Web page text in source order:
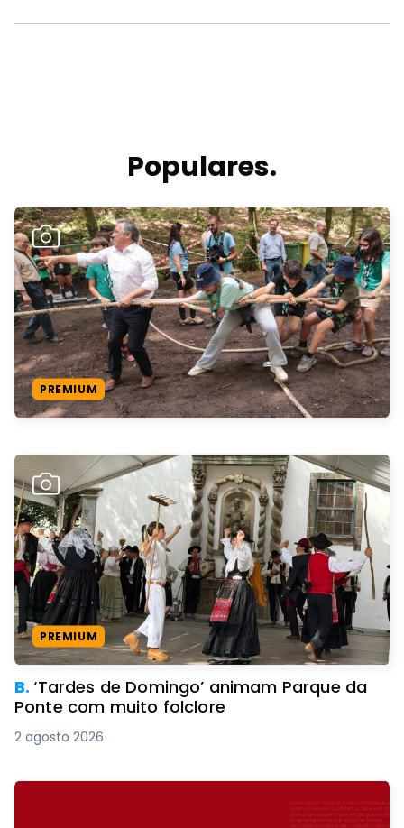
Populares.
PREMIUM
PREMIUM
B.‘Tardes de Domingo’ animam Parque da
Ponte com muito folclore
2 agosto 2026